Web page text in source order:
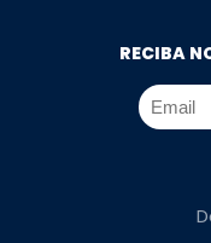
RECIBA